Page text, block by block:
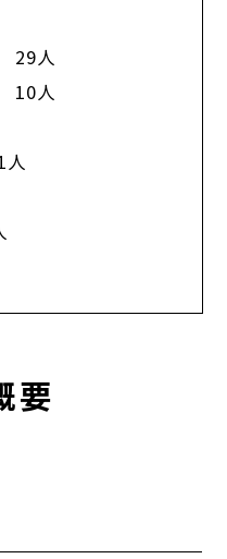
29人
10人
人
要